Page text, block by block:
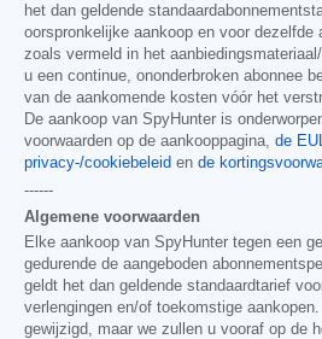
het dan geldende
oorspronkelijke aankoop en voor dezelfde
zoals vermeld in het
u een continue, ononderbroken abonnee
van de aankomende kosten vóór het
De aankoop van SpyHunter is
voorwaarden op de aankooppagina, de
privacy-/cookiebeleid en de
------
Algemene voorwaarden
Elke aankoop van SpyHunter tegen een
gedurende de aangeboden
geldt het dan geldende standaardtarief
verlengingen en/of toekomstige
gewijzigd, maar we zullen u vooraf op de